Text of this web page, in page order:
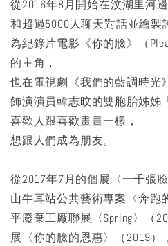
從2016年8月開始在汶湖里河邊
和超過5000人聊天對話並繪製
為紀錄片電影《你的臉》（
的主角，
也在電視劇《我們的藍調時光
飾演演員韓志旼的雙胞胎姊姊
喜歡人跟喜歡畫畫一樣，
想跟人們成為朋友。
從2017年7月的個展〈一千張
山牛耳站公共藝術專案〈奔跑
平廢棄工廠聯展〈Spring〉（
展〈你的臉的恩惠〉（2019）